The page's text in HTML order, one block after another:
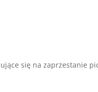
się na zaprzestanie